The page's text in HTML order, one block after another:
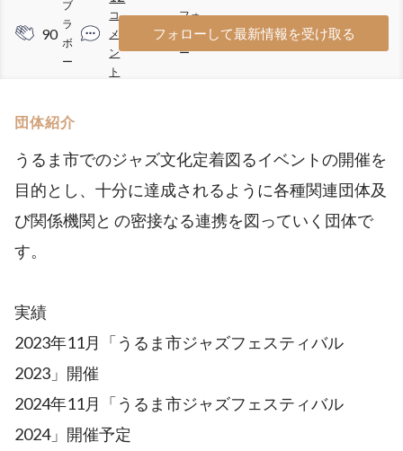
90
ブ
ラ
ボ
ー
コ
メ
ン
ト
31
フォ
ロワ
ー
フォローして最新情報を受け取る
団体紹介
うるま市でのジャズ文化定着図るイベントの開催を
目的とし、十分に達成されるように各種関連団体及
び関係機関と の密接なる連携を図っていく団体で
す。
実績
2023年11月「うるま市ジャズフェスティバル
2023」開催
2024年11月「うるま市ジャズフェスティバル
2024」開催予定